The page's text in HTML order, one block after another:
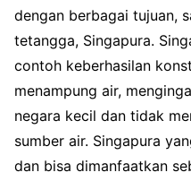
dengan berbagai tujuan,
tetangga, Singapura.
contoh keberhasilan
menampung air,
negara kecil dan tidak
sumber air. Singapura
dan bisa dimanfaatkan